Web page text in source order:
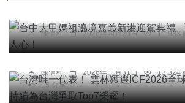
陳信利 2026年四月20日 11,933
綜合新聞
台灣唯一代表！ 雲林獲選ICF2026
陳信利 2026年三月31日
13,324
15 分享